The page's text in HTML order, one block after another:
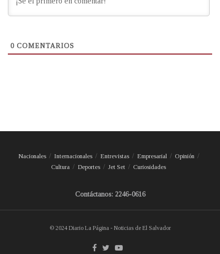
0 COMENTARIOS
Nacionales Internacionales Entrevistas Empresarial
Opinión
Cultura
Deportes Jet Set Curiosidades
Contáctanos: 2246-0616
© 2024 Diario La Página - Noticias de El Salvador